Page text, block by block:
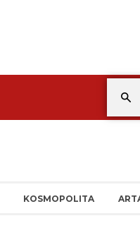
KOSMOPOLITA